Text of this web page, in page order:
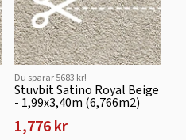
Du sparar 5683 kr!
Stuvbit Satino Royal Beige
- 1,99x3,40m (6,766m2)
1,776 kr